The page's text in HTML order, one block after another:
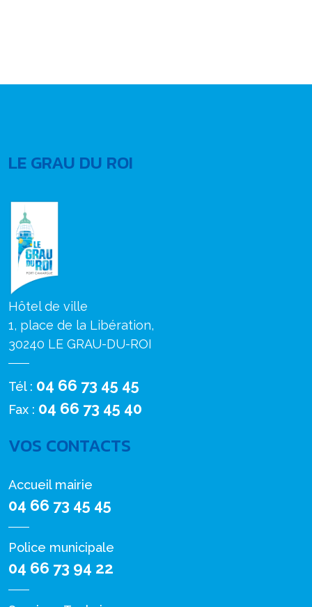
LE GRAU DU ROI
Hôtel de ville
1, place de la Libération,
30240 LE GRAU-DU-ROI
Tél : 04 66 73 45 45
Fax : 04 66 73 45 40
VOS CONTACTS
Accueil mairie
04 66 73 45 45
Police municipale
04 66 73 94 22